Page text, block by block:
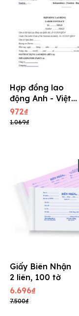
Hợp đồng lao
động Anh - Việt
70 gsm
972₫
1.069₫
Giấy Biên Nhận
2 liên, 100 tờ
6.696₫
7.500₫